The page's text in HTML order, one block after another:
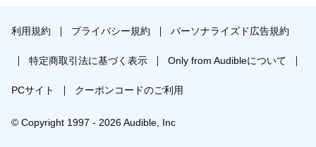
利用規約 プライバシー規約 パーソナライズド広告規約
特定商取引法に基づく表示 Only from Audibleについて
PCサイト クーポンコードのご利用
© Copyright 1997 - 2026 Audible, Inc